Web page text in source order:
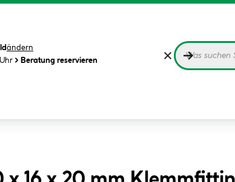
ändern
Beratung reservieren